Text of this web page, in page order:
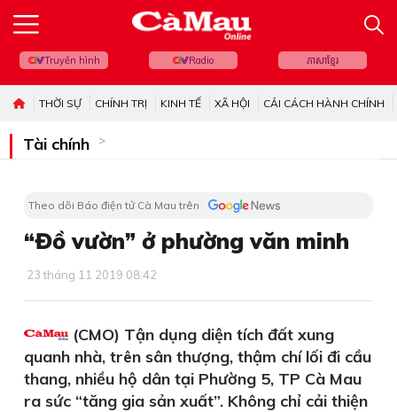
Truyền hình Radio ភាសាខ្មែរ
THỜI SỰ CHÍNH TRỊ KINH TẾ XÃ HỘI CẢI CÁCH HÀNH CHÍNH
Tài chính
Theo dõi Báo điện tử Cà Mau trên
“Đồ vườn” ở phường văn minh
23 tháng 11 2019 08:42
(CMO) Tận dụng diện tích đất xung
quanh nhà, trên sân thượng, thậm chí lối đi cầu
thang, nhiều hộ dân tại Phường 5, TP Cà Mau
ra sức “tăng gia sản xuất”. Không chỉ cải thiện